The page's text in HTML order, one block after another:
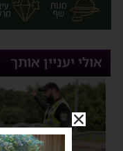
אולי יעניין אותך